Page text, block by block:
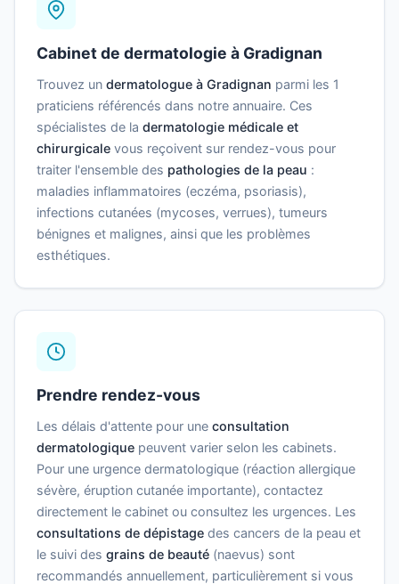
Cabinet de dermatologie à Gradignan
Trouvez un dermatologue à Gradignan parmi les 1
praticiens référencés dans notre annuaire. Ces
spécialistes de la dermatologie médicale et
chirurgicale vous reçoivent sur rendez-vous pour
traiter l'ensemble des pathologies de la peau :
maladies inflammatoires (eczéma, psoriasis),
infections cutanées (mycoses, verrues), tumeurs
bénignes et malignes, ainsi que les problèmes
esthétiques.
Prendre rendez-vous
Les délais d'attente pour une consultation
dermatologique peuvent varier selon les cabinets.
Pour une urgence dermatologique (réaction allergique
sévère, éruption cutanée importante), contactez
directement le cabinet ou consultez les urgences. Les
consultations de dépistage des cancers de la peau et
le suivi des grains de beauté (naevus) sont
recommandés annuellement, particulièrement si vous